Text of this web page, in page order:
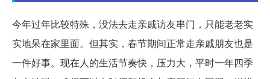
今年过年比较特殊，没法去走亲戚访友串门，只能老老实
实地呆在家里面。但其实，春节期间正常走亲戚朋友也是
一件好事。现在人的生活节奏快，压力大，平时一年四季